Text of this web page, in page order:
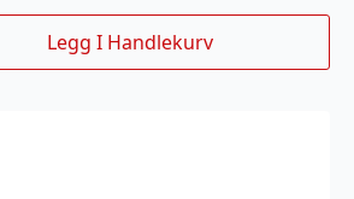
Legg I Handlekurv